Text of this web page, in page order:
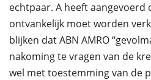
echtpaar. A heeft aangevoerd
ontvankelijk moet worden
blijken dat ABN AMRO
nakoming te vragen van de
wel met toestemming van de